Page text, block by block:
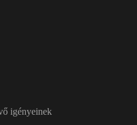
igényeinek